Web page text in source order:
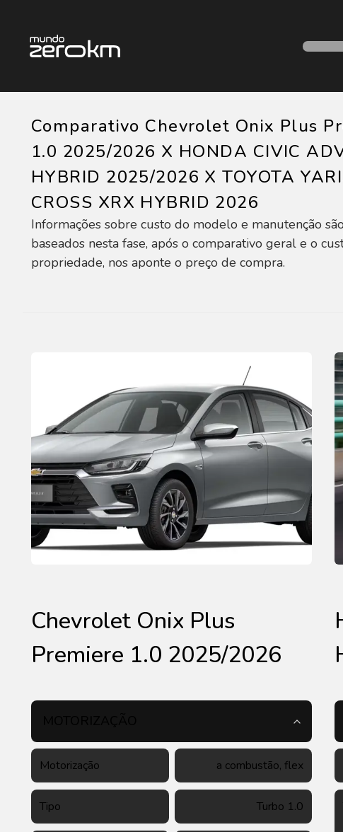
Comparativo Chevrolet Onix Plus
1.0 2025/2026 X HONDA CIVIC
HYBRID 2025/2026 X TOYOTA
CROSS XRX HYBRID 2026
Informações sobre custo do modelo e manutenção
baseados nesta fase, após o comparativo geral e o
propriedade, nos aponte o preço de compra.
Chevrolet Onix Plus
Premiere 1.0 2025/2026
Motorização a combustão, flex
Tipo Turbo 1.0